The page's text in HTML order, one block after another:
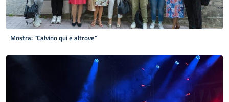
Mostra: “Calvino qui e altrove”